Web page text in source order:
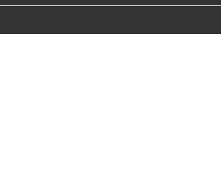
via Francesco Crispi 47